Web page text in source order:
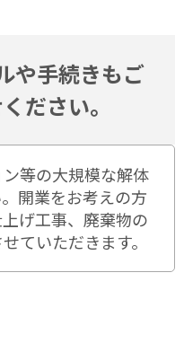
や手続きもご
ださい。
等の大規模な解体
開業をお考えの方
げ工事、廃棄物の
ていただきます。